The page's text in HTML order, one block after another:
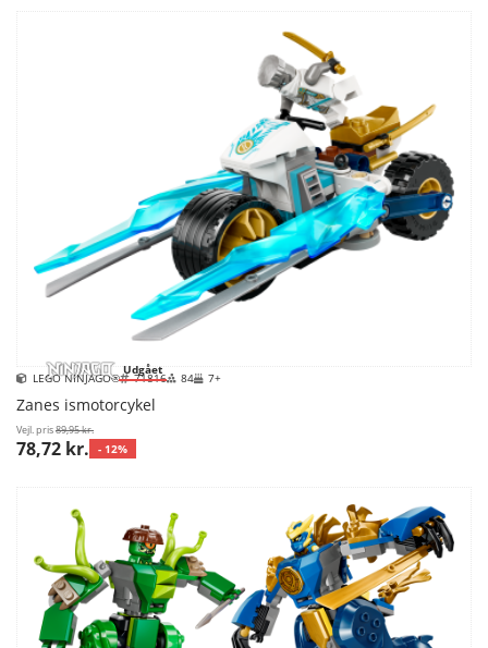
Udgået
LEGO NINJAGO® 71816 84 7+
Zanes ismotorcykel
Vejl. pris89,95 kr.
78,72 kr. - 12%